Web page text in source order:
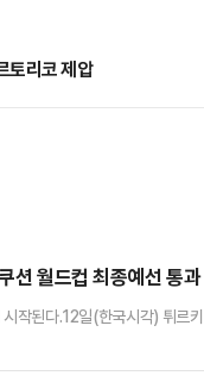
토리코 제압
션 월드컵 최종예선 통과
작된다.12일(한국시각) 튀
훈(이상 시흥체육회)도 아